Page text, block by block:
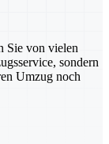
Sie von vielen
sondern
Umzug noch